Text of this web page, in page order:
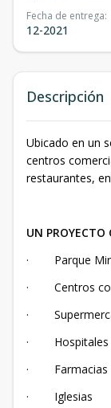
Fecha de entrega:
12-2021
Descripción
Ubicado en un
centros
restaurantes,
UN PROYECTO
· Parque
· Centros
·
· Hospitales
· Farmacias
· Iglesias